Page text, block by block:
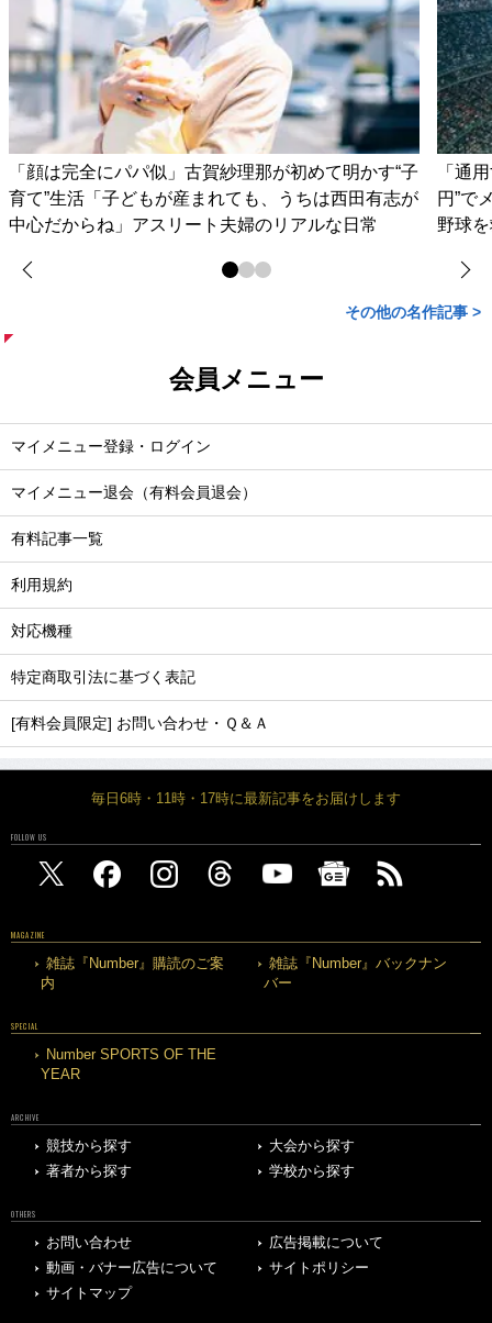
「顔は完全にパパ似」古賀紗理那が初めて明かす“子
育て”生活「子どもが産まれても、うちは西田有志が
中心だからね」アスリート夫婦のリアルな日常
「通
円”で
野球
その他の名作記事 >
会員メニュー
マイメニュー登録・ログイン
マイメニュー退会（有料会員退会）
有料記事一覧
利用規約
対応機種
特定商取引法に基づく表記
[有料会員限定] お問い合わせ・Ｑ＆Ａ
毎日6時・11時・17時に最新記事をお届けします
FOLLOW US
MAGAZINE
雑誌『Number』購読のご案
内
雑誌『Number』バックナン
バー
SPECIAL
Number SPORTS OF THE
YEAR
ARCHIVE
競技から探す
大会から探す
著者から探す
学校から探す
OTHERS
お問い合わせ
広告掲載について
動画・バナー広告について
サイトポリシー
サイトマップ